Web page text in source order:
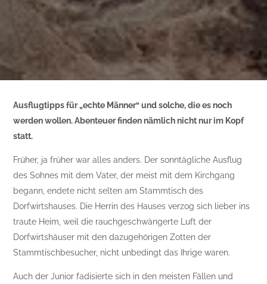
Ausflugtipps für „echte Männer“ und solche, die es noch
werden wollen. Abenteuer finden nämlich nicht nur im Kopf
statt.
Früher, ja früher war alles anders. Der sonntägliche Ausflug
des Sohnes mit dem Vater, der meist mit dem Kirchgang
begann, endete nicht selten am Stammtisch des
Dorfwirtshauses. Die Herrin des Hauses verzog sich lieber ins
traute Heim, weil die rauchgeschwängerte Luft der
Dorfwirtshäuser mit den dazugehörigen Zotten der
Stammtischbesucher, nicht unbedingt das Ihrige waren.
Auch der Junior fadisierte sich in den meisten Fällen und